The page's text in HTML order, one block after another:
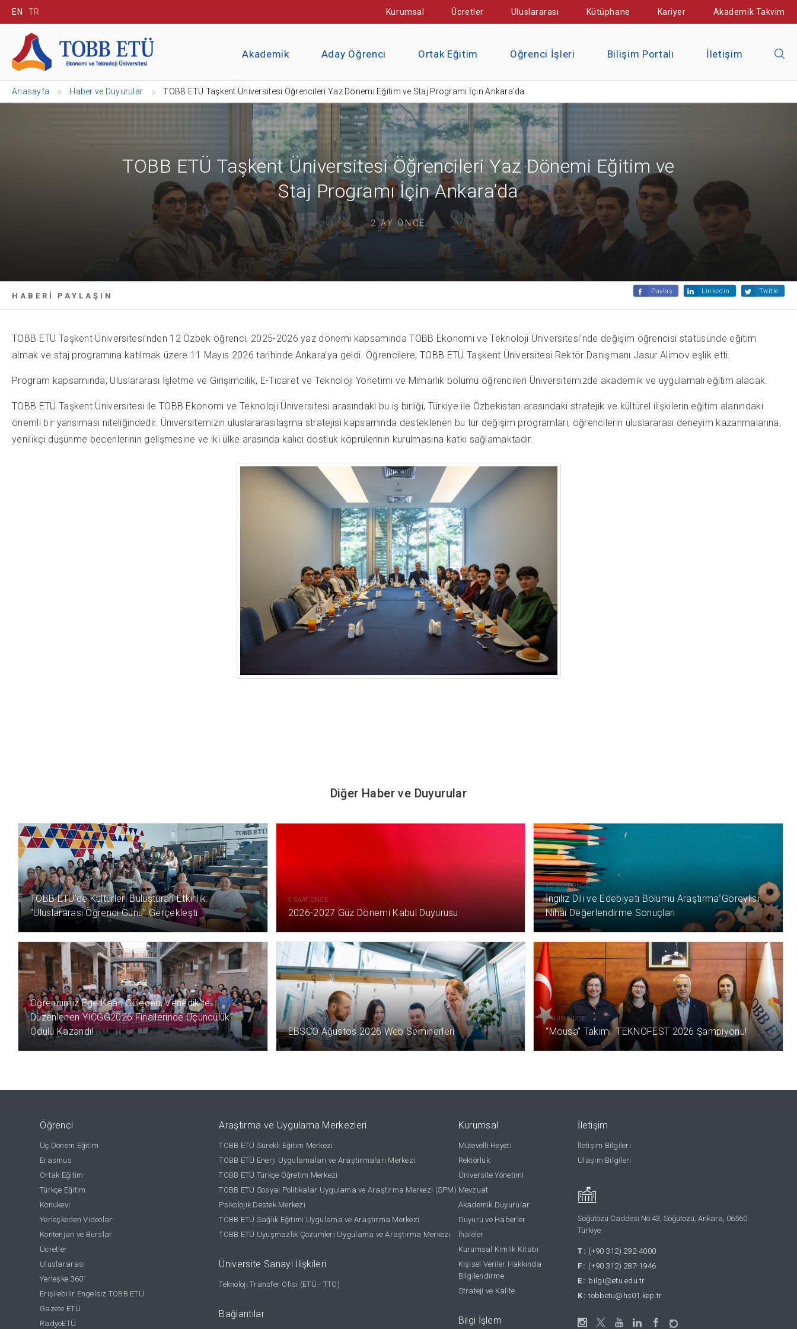
EN TR Kurumsal Ücretler Uluslararası Kütüphane Kariyer Akademik Takvim
Akademik Aday Öğrenci Ortak Eğitim Öğrenci İşleri Bilişim Portalı İletişim
Anasayfa Haber ve Duyurular TOBB ETÜ Taşkent Üniversitesi Öğrencileri Yaz Dönemi Eğitim ve Staj Programı İçin Ankara’da
TOBB ETÜ Taşkent Üniversitesi Öğrencileri Yaz Dönemi Eğitim ve
Staj Programı İçin Ankara’da
2 AY ÖNCE
HABERİ PAYLAŞIN
Paylaş Linkedin Twitle
TOBB ETÜ Taşkent Üniversitesi’nden 12 Özbek öğrenci, 2025-2026 yaz dönemi kapsamında TOBB Ekonomi ve Teknoloji Üniversitesi’nde değişim öğrencisi statüsünde eğitim
almak ve staj programına katılmak üzere 11 Mayıs 2026 tarihinde Ankara’ya geldi. Öğrencilere, TOBB ETÜ Taşkent Üniversitesi Rektör Danışmanı Jasur Alimov eşlik etti.
Program kapsamında; Uluslararası İşletme ve Girişimcilik, E-Ticaret ve Teknoloji Yönetimi ve Mimarlık bölümü öğrencileri Üniversitemizde akademik ve uygulamalı eğitim alacak.
TOBB ETÜ Taşkent Üniversitesi ile TOBB Ekonomi ve Teknoloji Üniversitesi arasındaki bu iş birliği, Türkiye ile Özbekistan arasındaki stratejik ve kültürel ilişkilerin eğitim alanındaki
önemli bir yansıması niteliğindedir. Üniversitemizin uluslararasılaşma stratejisi kapsamında desteklenen bu tür değişim programları, öğrencilerin uluslararası deneyim kazanmalarına,
yenilikçi düşünme becerilerinin gelişmesine ve iki ülke arasında kalıcı dostluk köprülerinin kurulmasına katkı sağlamaktadır.
Diğer Haber ve Duyurular
9 SAAT ÖNCE
TOBB ETÜ’de Kültürleri Buluşturan Etkinlik:
“Uluslararası Öğrenci Günü” Gerçekleşti
9 SAAT ÖNCE
2026-2027 Güz Dönemi Kabul Duyurusu
10 SAAT ÖNCE
İngiliz Dili ve Edebiyatı Bölümü Araştırma Görevlisi
Nihai Değerlendirme Sonuçları
14 SAAT ÖNCE
Öğrencimiz Ege Kaan Gülecen, Venedik'te
Düzenlenen YICGG2026 Finallerinde Üçüncülük
Ödülü Kazandı!
2 GÜN ÖNCE
EBSCO Ağustos 2026 Web Seminerleri
2 GÜN ÖNCE
“Mousa” Takımı TEKNOFEST 2026 Şampiyonu!
Öğrenci
Üç Dönem Eğitim
Erasmus
Ortak Eğitim
Türkçe Eğitim
Konukevi
Yerleşkeden Videolar
Kontenjan ve Burslar
Ücretler
Uluslararası
Yerleşke 360°
Erişilebilir Engelsiz TOBB ETÜ
Gazete ETÜ
RadyoETÜ
Araştırma ve Uygulama Merkezleri
TOBB ETÜ Sürekli Eğitim Merkezi
TOBB ETÜ Enerji Uygulamaları ve Araştırmaları Merkezi
TOBB ETÜ Türkçe Öğretim Merkezi
TOBB ETÜ Sosyal Politikalar Uygulama ve Araştırma Merkezi (SPM)
Psikolojik Destek Merkezi
TOBB ETÜ Sağlık Eğitimi Uygulama ve Araştırma Merkezi
TOBB ETÜ Uyuşmazlık Çözümleri Uygulama ve Araştırma Merkezi
Üniversite Sanayi İlişkileri
Teknoloji Transfer Ofisi (ETÜ - TTO)
Bağlantılar
Kurumsal
Mütevelli Heyeti
Rektörlük
Üniversite Yönetimi
Mevzuat
Akademik Duyurular
Duyuru ve Haberler
İhaleler
Kurumsal Kimlik Kitabı
Kişisel Veriler Hakkında
Bilgilendirme
Strateji ve Kalite
Bilgi İşlem
İletişim
İletişim Bilgileri
Ulaşım Bilgileri
Söğütözü Caddesi No:43, Söğütözü, Ankara, 06560
Türkiye
T: (+90 312) 292-4000
F: (+90 312) 287-1946
E: bilgi@etu.edu.tr
K: tobbetu@hs01.kep.tr